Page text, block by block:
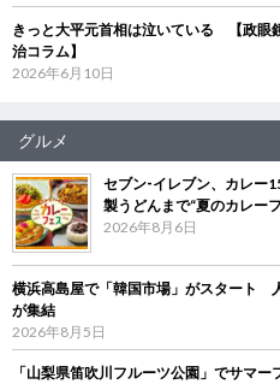
きっと大平元首相は泣いている 【政眼
治コラム】
2026年6月10日
グルメ
セブン‐イレブン、カレ
製うどんまで“夏のカレー
2026年8月6日
横浜高島屋で「韓国市場」がスタート
が集結
2026年8月5日
「山梨県笛吹川フルーツ公園」でサマ